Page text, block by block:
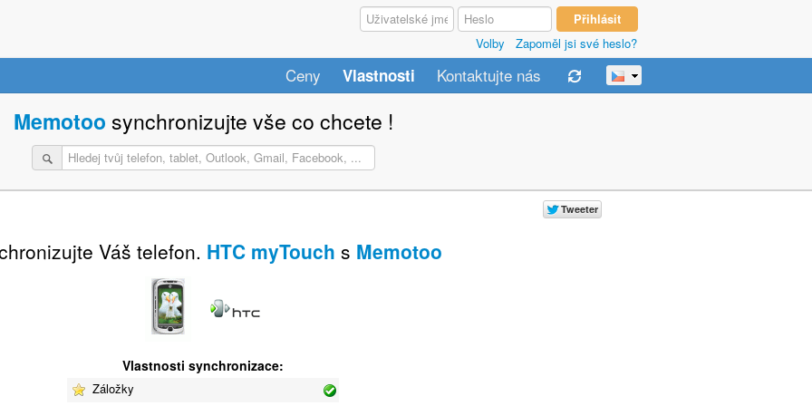
Volby Zapoměl jsi své heslo?
Ceny Vlastnosti Kontaktujte nás
Memotoo synchronizujte vše co chcete !
Váš telefon. HTC myTouch s Memotoo
Vlastnosti synchronizace:
Záložky